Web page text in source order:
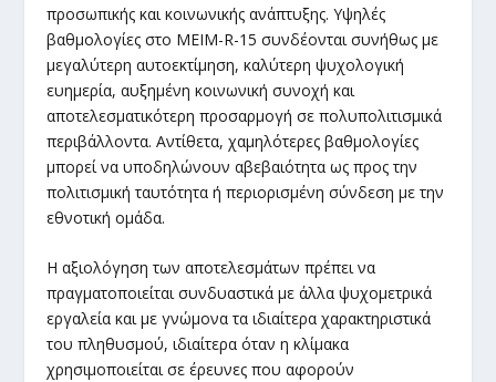
προσωπικής και κοινωνικής ανάπτυξης. Υψηλές
βαθμολογίες στο MEIM-R-15 συνδέονται συνήθως με
μεγαλύτερη αυτοεκτίμηση, καλύτερη ψυχολογική
ευημερία, αυξημένη κοινωνική συνοχή και
αποτελεσματικότερη προσαρμογή σε πολυπολιτισμικά
περιβάλλοντα. Αντίθετα, χαμηλότερες βαθμολογίες
μπορεί να υποδηλώνουν αβεβαιότητα ως προς την
πολιτισμική ταυτότητα ή περιορισμένη σύνδεση με την
εθνοτική ομάδα.
Η αξιολόγηση των αποτελεσμάτων πρέπει να
πραγματοποιείται συνδυαστικά με άλλα ψυχομετρικά
εργαλεία και με γνώμονα τα ιδιαίτερα χαρακτηριστικά
του πληθυσμού, ιδιαίτερα όταν η κλίμακα
χρησιμοποιείται σε έρευνες που αφορούν